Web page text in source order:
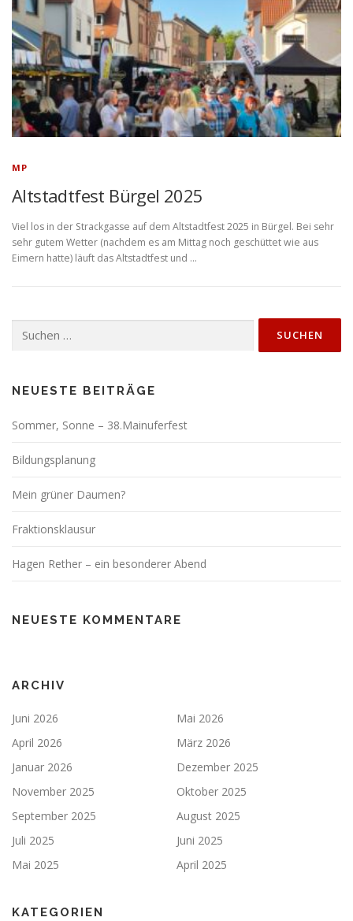
MP
Altstadtfest Bürgel 2025
Viel los in der Strackgasse auf dem Altstadtfest 2025 in Bürgel. Bei sehr
sehr gutem Wetter (nachdem es am Mittag noch geschüttet wie aus
Eimern hatte) läuft das Altstadtfest und …
nach:
NEUESTE BEITRÄGE
Sommer, Sonne – 38.Mainuferfest
Bildungsplanung
Mein grüner Daumen?
Fraktionsklausur
Hagen Rether – ein besonderer Abend
NEUESTE KOMMENTARE
ARCHIV
Juni 2026
Mai 2026
April 2026
März 2026
Januar 2026
Dezember 2025
November 2025
Oktober 2025
September 2025
August 2025
Juli 2025
Juni 2025
Mai 2025
April 2025
KATEGORIEN